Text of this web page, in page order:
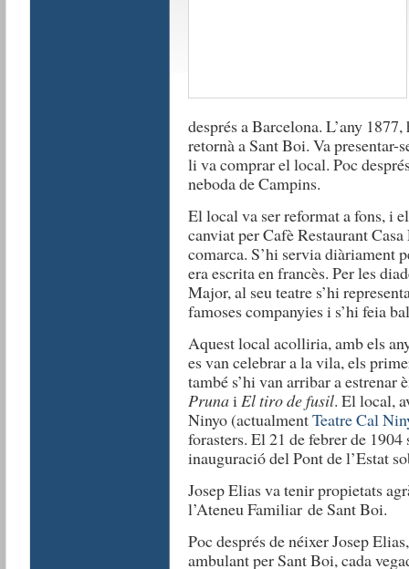
després a Barcelona. L’any
retornà a Sant Boi. Va
li va comprar el local. Poc
neboda de Campins.
El local va ser reformat a fons, i
canviat per Cafè Restaurant
comarca. S’hi servia diàriament
era escrita en francès. Per les
Major, al seu teatre s’hi
famoses companyies i s’hi feia
Aquest local acolliria, amb els
es van celebrar a la vila, els
també s’hi van arribar a estrenar
PrunaiEl tiro de fusil. El local,
Ninyo (actualmentTeatre Cal
forasters. El 21 de febrer de
inauguració del Pont de l’Estat
Josep Elias va tenir propietats
l’Ateneu Familiar de Sant Boi.
Poc després de néixer Josep
ambulant per Sant Boi, cada